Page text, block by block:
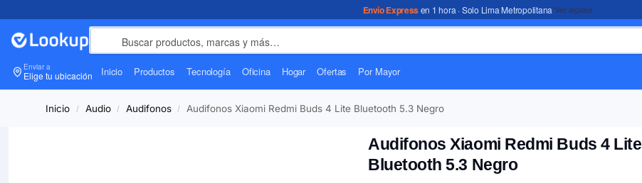
Envío Expressen 1 hora · Solo Lima Metropolitana*Ver legales
Enviar a
Elige tu ubicación Inicio Productos Tecnología Oficina Hogar Ofertas Por Mayor
Inicio / Audio / Audifonos / Audifonos Xiaomi Redmi Buds 4 Lite Bluetooth 5.3 Negro
Audifonos Xiaomi Redmi Buds 4 Lite
Bluetooth 5.3 Negro